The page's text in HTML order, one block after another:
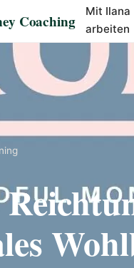
Coaching
Mit Ilana
arbeiten